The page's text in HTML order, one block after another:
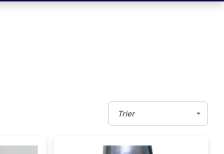
Trier:
Trier